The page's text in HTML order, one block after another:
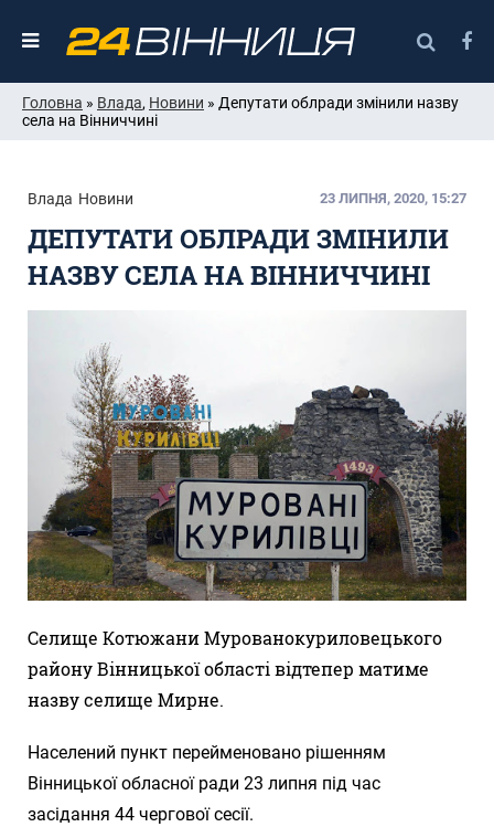
Головна » Влада, Новини » Депутати облради змінили назву
села на Вінниччині
Влада Новини 23 ЛИПНЯ, 2020, 15:27
ДЕПУТАТИ ОБЛРАДИ ЗМІНИЛИ
НАЗВУ СЕЛА НА ВІННИЧЧИНІ
Селище Котюжани Мурованокуриловецького
району Вінницької області відтепер матиме
назву селище Мирне.
Населений пункт перейменовано рішенням
Вінницької обласної ради 23 липня під час
засідання 44 чергової сесії.